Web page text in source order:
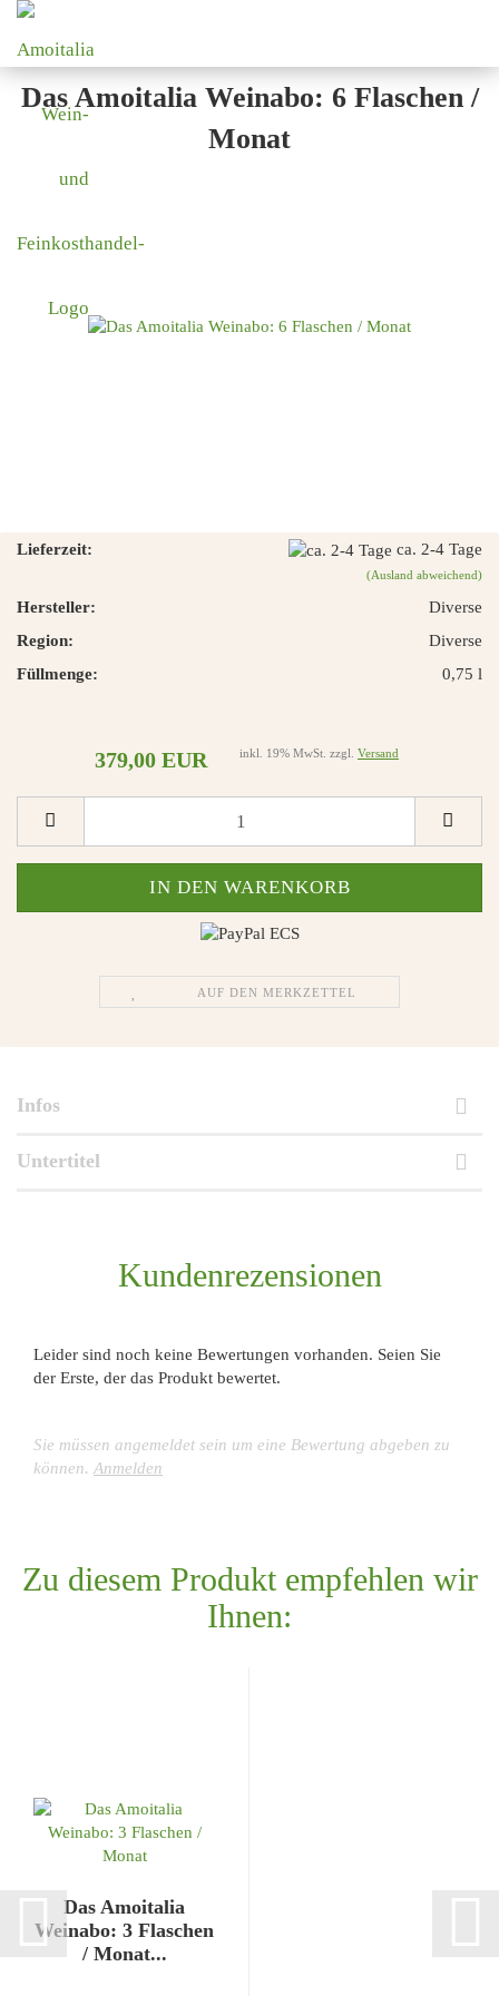
Das Amoitalia Weinabo: 6 Flaschen /
Monat
Lieferzeit: ca. 2-4 Tage
(Ausland abweichend)
Hersteller:
Diverse
Region:
Diverse
Füllmenge:
0,75 l
379,00 EUR inkl. 19% MwSt. zzgl. Versand
AUF DEN MERKZETTEL
Infos
Untertitel
Kundenrezensionen
Leider sind noch keine Bewertungen vorhanden. Seien Sie
der Erste, der das Produkt bewertet.
Sie müssen angemeldet sein um eine Bewertung abgeben zu
können. Anmelden
Zu diesem Produkt empfehlen wir
Ihnen:
Das Amoitalia
Weinabo: 3 Flaschen
/ Monat...